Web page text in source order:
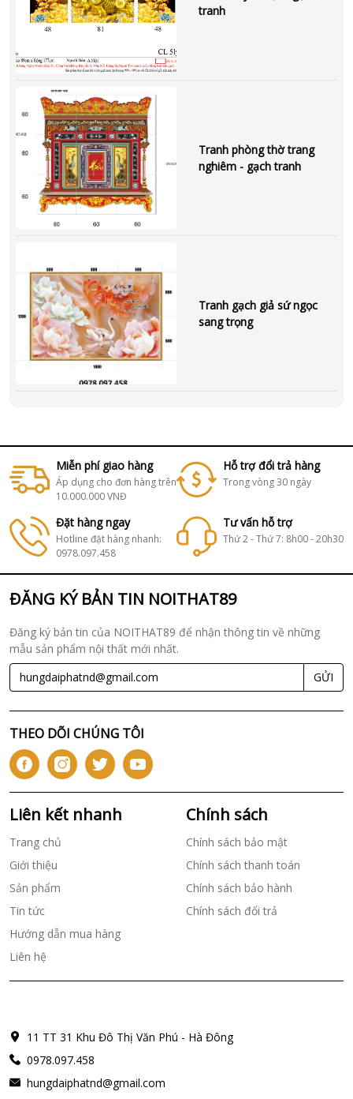
tranh
Tranh phòng thờ trang
nghiêm - gạch tranh
Tranh gạch giả sứ ngọc
sang trọng
Miễn phí giao hàng
Áp dụng cho đơn hàng trên
10.000.000 VNĐ
Hỗ trợ đổi trả hàng
Trong vòng 30 ngày
Đặt hàng ngay
Hotline đặt hàng nhanh:
0978.097.458
Tư vấn hỗ trợ
Thứ 2 - Thứ 7: 8h00 - 20h30
ĐĂNG KÝ BẢN TIN NOITHAT89
Đăng ký bản tin của NOITHAT89 để nhận thông tin về những
mẫu sản phẩm nội thất mới nhất.
GỬI
THEO DÕI CHÚNG TÔI
Liên kết nhanh
Trang chủ
Giới thiệu
Sản phẩm
Tin tức
Hướng dẫn mua hàng
Liên hệ
Chính sách
Chính sách bảo mật
Chính sách thanh toán
Chính sách bảo hành
Chính sách đổi trả
11 TT 31 Khu Đô Thị Văn Phú - Hà Đông
0978.097.458
hungdaiphatnd@gmail.com